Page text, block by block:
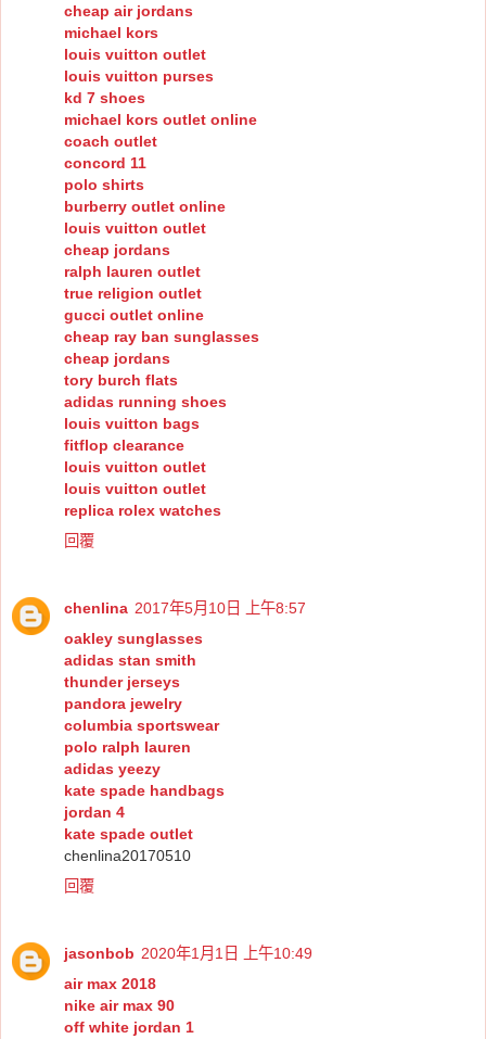
cheap air jordans
michael kors
louis vuitton outlet
louis vuitton purses
kd 7 shoes
michael kors outlet online
coach outlet
concord 11
polo shirts
burberry outlet online
louis vuitton outlet
cheap jordans
ralph lauren outlet
true religion outlet
gucci outlet online
cheap ray ban sunglasses
cheap jordans
tory burch flats
adidas running shoes
louis vuitton bags
fitflop clearance
louis vuitton outlet
louis vuitton outlet
replica rolex watches
回覆
chenlina 2017年5月10日 上午8:57
oakley sunglasses
adidas stan smith
thunder jerseys
pandora jewelry
columbia sportswear
polo ralph lauren
adidas yeezy
kate spade handbags
jordan 4
kate spade outlet
chenlina20170510
回覆
jasonbob 2020年1月1日 上午10:49
air max 2018
nike air max 90
off white jordan 1